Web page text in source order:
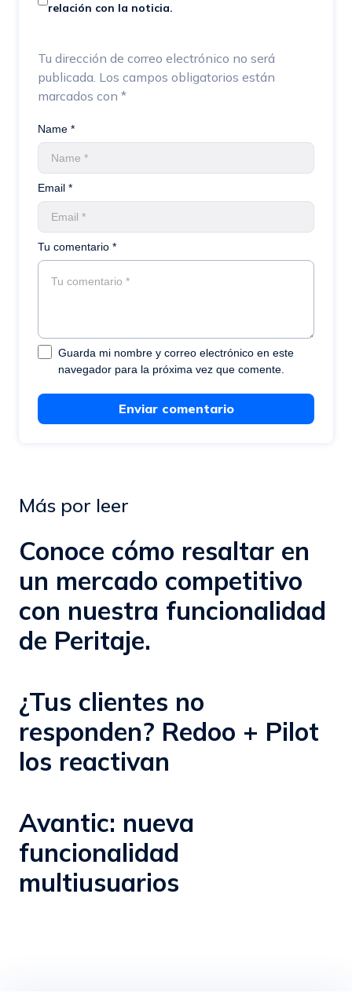
Tu dirección de correo electrónico no será
publicada. Los campos obligatorios están
marcados con *
Tu comentario *
Name *
Email *
Guarda mi nombre y correo electrónico en este
navegador para la próxima vez que comente.
relación con la noticia.
Enviar comentario
Más por leer
Conoce cómo resaltar en
un mercado competitivo
con nuestra funcionalidad
de Peritaje.
¿Tus clientes no
responden? Redoo + Pilot
los reactivan
Avantic: nueva
funcionalidad
multiusuarios